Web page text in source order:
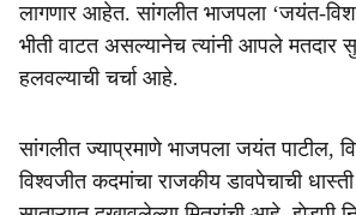
लागणार आहेत. सांगलीत भाजपला ‘जयंत-
भीती वाटत असल्यानेच त्यांनी आपले मतदार
हलवल्याची चर्चा आहे.
सांगलीत ज्याप्रमाणे भाजपला जयंत पाटील,
विश्वजीत कदमांचा राजकीय डावपेचाची